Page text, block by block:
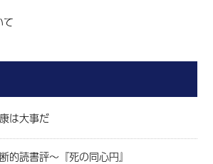
て
は大事だ
的読書評～『死の同心円』